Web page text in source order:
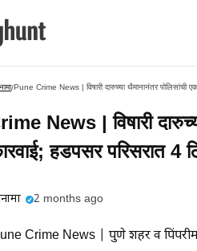
/Pune Crime News | विषारी दारुच्या थैमानानंतर पोलिसांची
News | विषारी
हडपसर परिसरात 4
2 months ago
Crime News | पुणे शहर व